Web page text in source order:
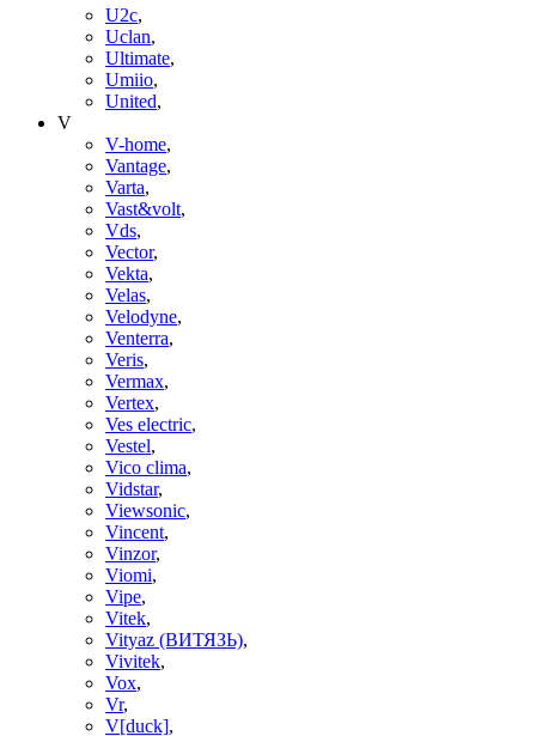
U2c,
Uclan,
Ultimate,
Umiio,
United,
V
V-home,
Vantage,
Varta,
Vast&volt,
Vds,
Vector,
Vekta,
Velas,
Velodyne,
Venterra,
Veris,
Vermax,
Vertex,
Ves electric,
Vestel,
Vico clima,
Vidstar,
Viewsonic,
Vincent,
Vinzor,
Viomi,
Vipe,
Vitek,
Vityaz (ВИТЯЗЬ),
Vivitek,
Vox,
Vr,
V[duck],